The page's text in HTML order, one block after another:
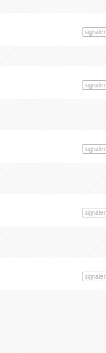
signaler
signaler
signaler
signaler
signaler